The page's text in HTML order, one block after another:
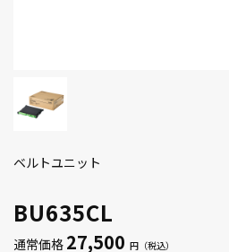
BU635CL
ベルトユニット
通常価格 27,500